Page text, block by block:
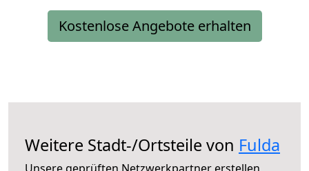
Kostenlose Angebote erhalten
Weitere Stadt-/Ortsteile von Fulda